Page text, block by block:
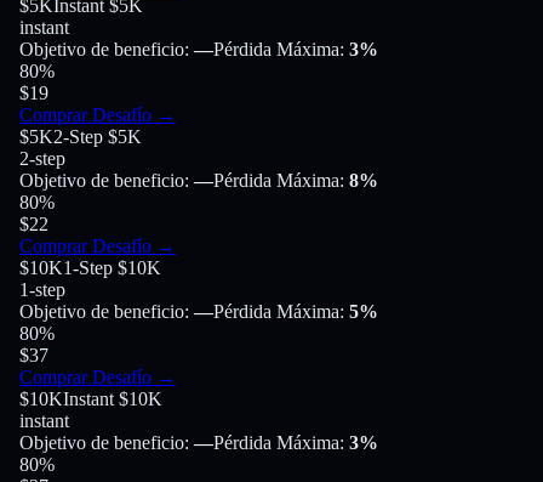
$5KInstant $5K
instant
Objetivo de beneficio:—Pérdida Máxima: 3%
80%
$19
Comprar Desafío →
$5K2-Step $5K
2-step
Objetivo de beneficio:—Pérdida Máxima: 8%
80%
$22
Comprar Desafío →
$10K1-Step $10K
1-step
Objetivo de beneficio:—Pérdida Máxima: 5%
80%
$37
Comprar Desafío →
$10KInstant $10K
instant
Objetivo de beneficio:—Pérdida Máxima: 3%
80%